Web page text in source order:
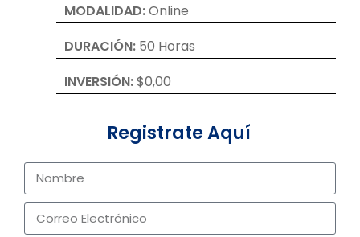
MODALIDAD:Online
DURACIÓN: 50 Horas
INVERSIÓN:$0,00
Registrate Aquí